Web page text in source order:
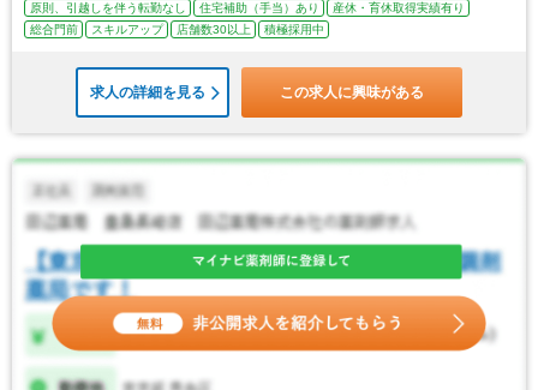
原則、引越しを伴う転勤なし
住宅補助（手当）あり
産休・育休取得実績有り
総合門前
スキルアップ 店舗数30以上 積極採用中
求人の詳細を見る この求人に興味がある